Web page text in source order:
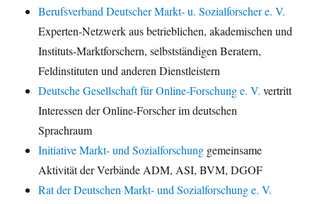
Berufsverband Deutscher Markt- u. Sozialforscher e. V.
Experten-Netzwerk aus betrieblichen, akademischen und
Instituts-Marktforschern, selbstständigen Beratern,
Feldinstituten und anderen Dienstleistern
Deutsche Gesellschaft für Online-Forschung e. V. vertritt
Interessen der Online-Forscher im deutschen
Sprachraum
Initiative Markt- und Sozialforschung gemeinsame
Aktivität der Verbände ADM, ASI, BVM, DGOF
Rat der Deutschen Markt- und Sozialforschung e. V.